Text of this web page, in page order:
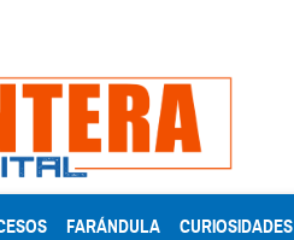
FARÁNDULA CURIOSIDADES